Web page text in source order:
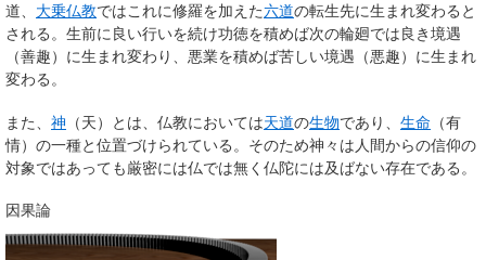
道、 大乗仏教ではこれに修羅を加えた六道の転生先に生まれ変わると
される。生前に良い行いを続け功徳を積めば次の輪廻では良き境遇
（善趣）に生まれ変わり、悪業を積めば苦しい境遇（悪趣）に生まれ
変わる。
また、 神 （天）とは、仏教においては天道の生物であり、 生命 （有
情）の一種と位置づけられている。そのため神々は人間からの信仰の
対象ではあっても厳密には仏では無く仏陀には及ばない存在である。
因果論